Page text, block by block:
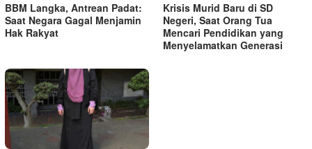
BBM Langka, Antrean Padat:
Saat Negara Gagal Menjamin
Hak Rakyat
Krisis Murid Baru di SD
Negeri, Saat Orang Tua
Mencari Pendidikan yang
Menyelamatkan Generasi